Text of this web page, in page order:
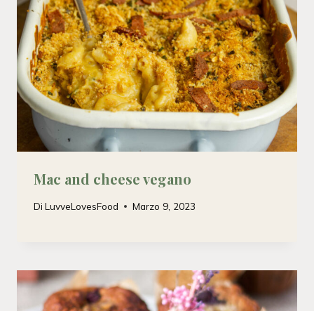
Mac and cheese vegano
Di LuvveLovesFood Marzo 9, 2023